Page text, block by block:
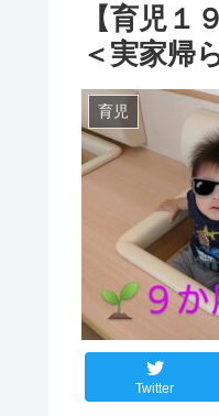
【育児
＜実家帰
育児
Twitter